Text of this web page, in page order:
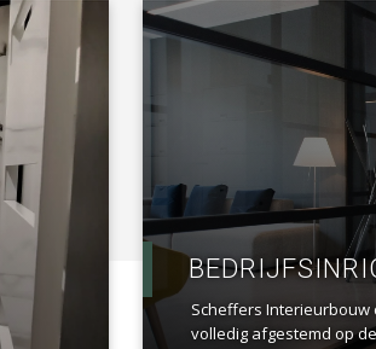
Scheffers
volledig afgestemd op
a